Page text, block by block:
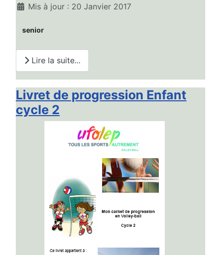
Mis à jour : 20 Janvier 2017
senior
Lire la suite...
Livret de progression Enfant
cycle 2